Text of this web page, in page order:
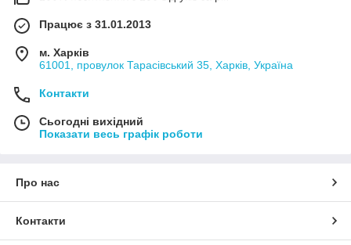
Працює з 31.01.2013
м. Харків
61001, провулок Тарасівський 35, Харків, Україна
Контакти
Сьогодні вихідний
Показати весь графік роботи
Про нас
Контакти